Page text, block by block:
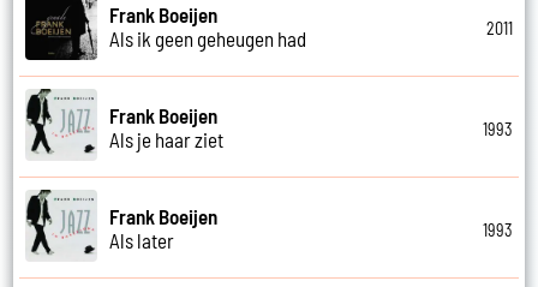
Frank Boeijen
Als ik geen geheugen had
2011
Frank Boeijen
Als je haar ziet
1993
Frank Boeijen
Als later
1993